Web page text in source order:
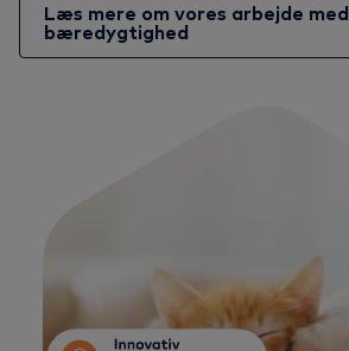
Læs mere om vores arbejde med
bæredygtighed